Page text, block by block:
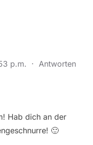
p.m. · Antworten
Hab dich an der
🙂